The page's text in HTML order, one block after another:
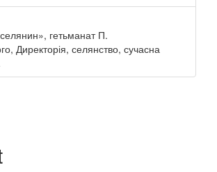
гетьманат П.
Директорія, селянство, сучасна